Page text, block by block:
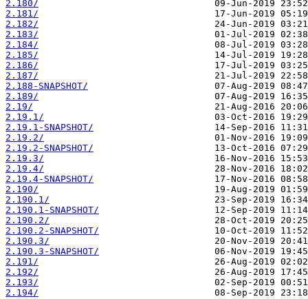
2.180/
2.181/
2.182/
2.183/
2.184/
2.185/
2.186/
2.187/
2.188-SNAPSHOT/
2.189/
2.19/
2.19.1/
2.19.1-SNAPSHOT/
2.19.2/
2.19.2-SNAPSHOT/
2.19.3/
2.19.4/
2.19.4-SNAPSHOT/
2.190/
2.190.1/
2.190.1-SNAPSHOT/
2.190.2/
2.190.2-SNAPSHOT/
2.190.3/
2.190.3-SNAPSHOT/
2.191/
2.192/
2.193/
2.194/